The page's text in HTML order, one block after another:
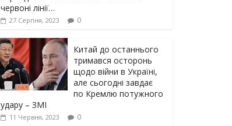
червоні лінії…
27 Серпня, 2023 0
Китай до останнього
тримався осторонь
щодо вiйни в Україні,
але сьогодні завдає
по Кремлю потужного
yдарy – ЗМІ
11 Червня, 2023 0